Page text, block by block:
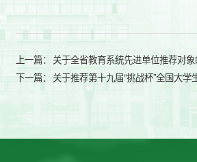
上一篇： 关于全省教育系统先进单位推荐对
下一篇： 关于推荐第十九届“挑战杯”全国大